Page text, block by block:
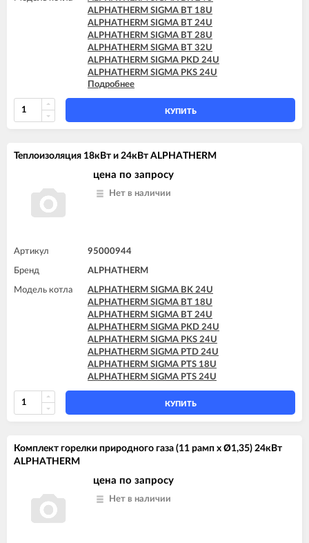
ALPHATHERM SIGMA BT 18U
ALPHATHERM SIGMA BT 24U
ALPHATHERM SIGMA BT 28U
ALPHATHERM SIGMA BT 32U
ALPHATHERM SIGMA PKD 24U
ALPHATHERM SIGMA PKS 24U
ALPHATHERM SIGMA PTD 24U
ALPHATHERM SIGMA PTD 28U
ALPHATHERM SIGMA PTS 18U
ALPHATHERM SIGMA PTS 24U
Подробнее
КУПИТЬ
Теплоизоляция 18кВт и 24кВт ALPHATHERM
цена по запросу
Нет в наличии
Артикул 95000944
Бренд ALPHATHERM
Модель котла
ALPHATHERM SIGMA BK 24U
ALPHATHERM SIGMA BT 18U
ALPHATHERM SIGMA BT 24U
ALPHATHERM SIGMA PKD 24U
ALPHATHERM SIGMA PKS 24U
ALPHATHERM SIGMA PTD 24U
ALPHATHERM SIGMA PTS 18U
ALPHATHERM SIGMA PTS 24U
КУПИТЬ
Комплект горелки природного газа (11 рамп x Ø1,35) 24кВт
ALPHATHERM
цена по запросу
Нет в наличии